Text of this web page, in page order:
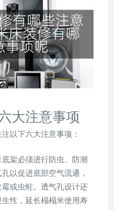
大注意事项
以下六大注意事项：
架必须进行防虫、防潮
以促进底部空气流通，
或虫蛀。透气孔设计还
性，延长榻榻米使用寿